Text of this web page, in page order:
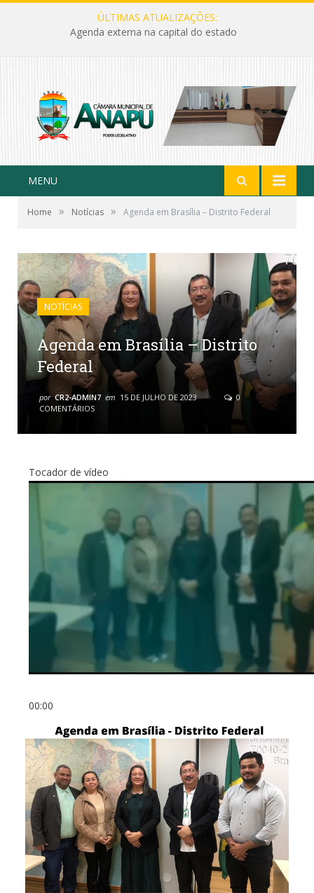
ÚLTIMAS ATUALIZAÇÕES:
Agenda externa na capital do estado
MENU
Home » Notícias » Agenda em Brasília – Distrito Federal
NOTÍCIAS
Agenda em Brasília – Distrito
Federal
por CR2-ADMIN7 em 15 DE JULHO DE 2023
0
COMENTÁRIOS
Tocador de vídeo
00:00
00:45